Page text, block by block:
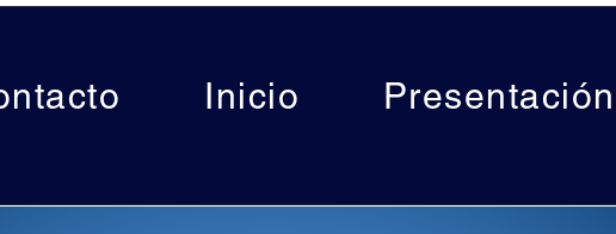
Inicio Presentación